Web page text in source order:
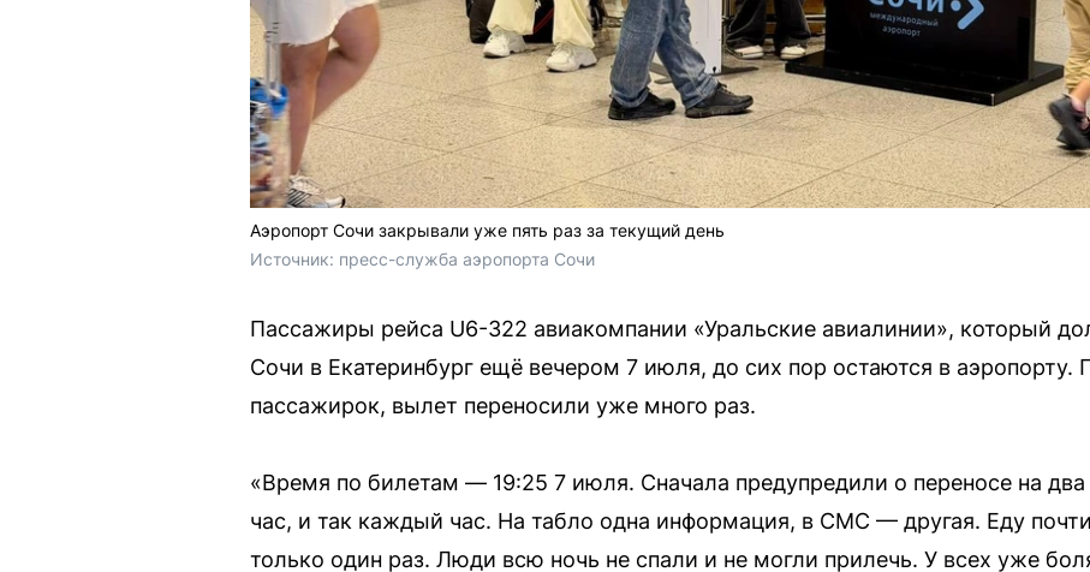
Аэропорт Сочи закрывали уже пять раз за текущий день
Источник: пресс-служба аэропорта Сочи
Пассажиры рейса U6-322 авиакомпании «Уральские авиалинии», который
Сочи в Екатеринбург ещё вечером 7 июля, до сих пор остаются в аэропорту.
пассажирок, вылет переносили уже много раз.
«Время по билетам — 19:25 7 июля. Сначала предупредили о переносе на
час, и так каждый час. На табло одна информация, в СМС — другая. Еду
только один раз. Люди всю ночь не спали и не могли прилечь. У всех уже